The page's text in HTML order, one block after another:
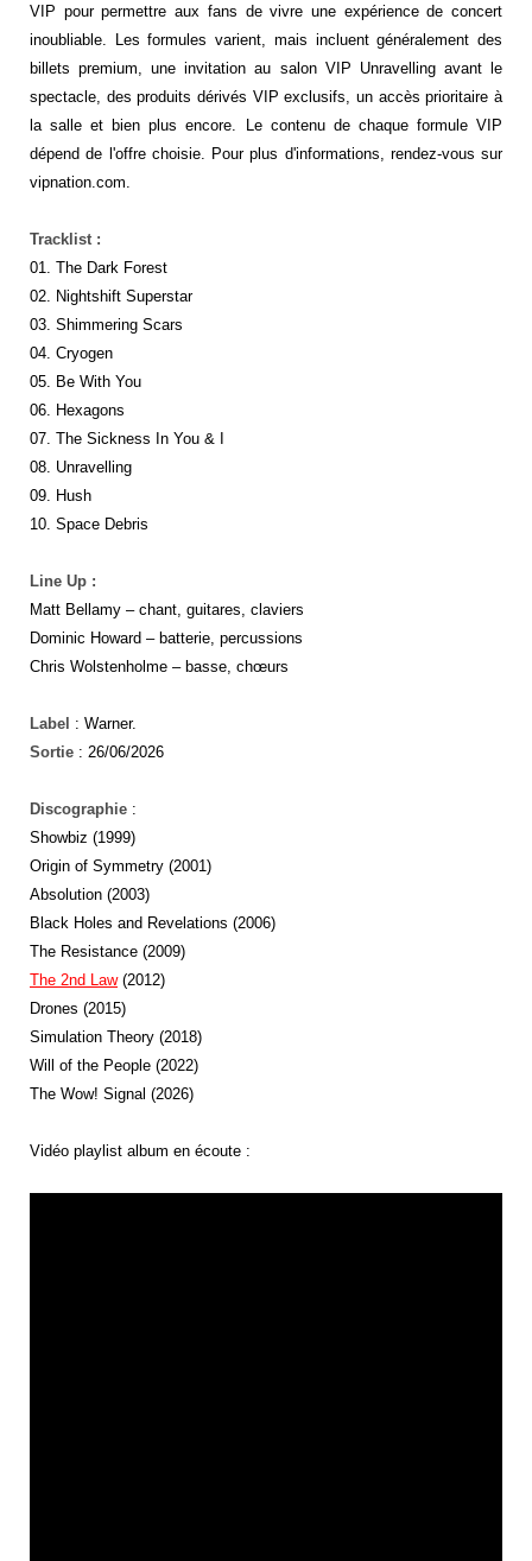
VIP pour permettre aux fans de vivre une expérience de concert
inoubliable. Les formules varient, mais incluent généralement des
billets premium, une invitation au salon VIP Unravelling avant le
spectacle, des produits dérivés VIP exclusifs, un accès prioritaire à
la salle et bien plus encore. Le contenu de chaque formule VIP
dépend de l'offre choisie. Pour plus d'informations, rendez-vous sur
vipnation.com.
Tracklist :
01. The Dark Forest
02. Nightshift Superstar
03. Shimmering Scars
04. Cryogen
05. Be With You
06. Hexagons
07. The Sickness In You & I
08. Unravelling
09. Hush
10. Space Debris
Line Up :
Matt Bellamy – chant, guitares, claviers
Dominic Howard – batterie, percussions
Chris Wolstenholme – basse, chœurs
Label : Warner.
Sortie : 26/06/2026
Discographie :
Showbiz (1999)
Origin of Symmetry (2001)
Absolution (2003)
Black Holes and Revelations (2006)
The Resistance (2009)
The 2nd Law(2012)
Drones (2015)
Simulation Theory (2018)
Will of the People (2022)
The Wow! Signal (2026)
Vidéo playlist album en écoute :